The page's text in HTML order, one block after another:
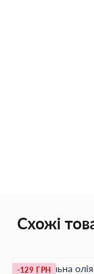
Схожі
-129 ГРН
Гідрофільна